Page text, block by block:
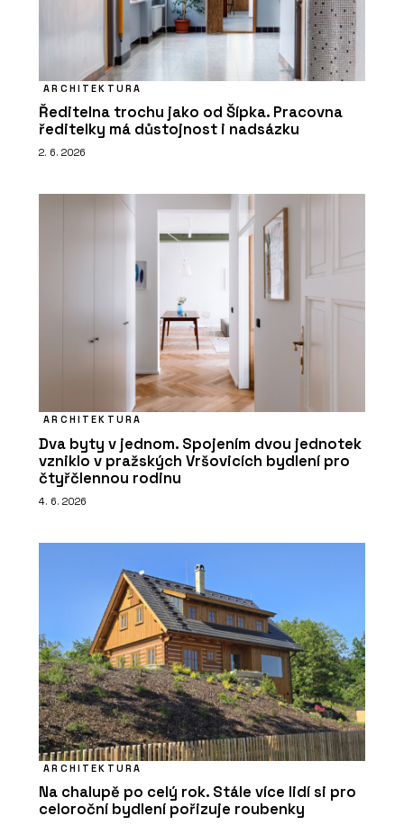
ARCHITEKTURA
Ředitelna trochu jako od Šípka. Pracovna
ředitelky má důstojnost i nadsázku
2. 6. 2026
ARCHITEKTURA
Dva byty v jednom. Spojením dvou jednotek
vzniklo v pražských Vršovicích bydlení pro
čtyřčlennou rodinu
4. 6. 2026
ARCHITEKTURA
Na chalupě po celý rok. Stále více lidí si pro
celoroční bydlení pořizuje roubenky